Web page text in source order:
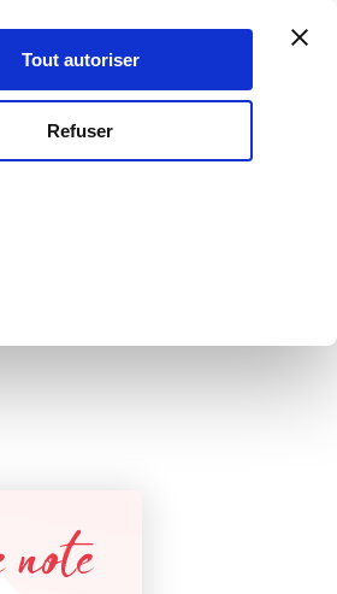
Tout autoriser
Refuser
Se connecter
note